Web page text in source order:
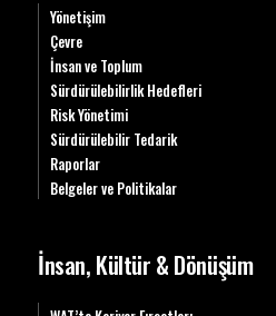
Yönetişim
Çevre
İnsan ve Toplum
Sürdürülebilirlik Hedefleri
Risk Yönetimi
Sürdürülebilir Tedarik
Raporlar
Belgeler ve Politikalar
İnsan, Kültür & Dönüşüm